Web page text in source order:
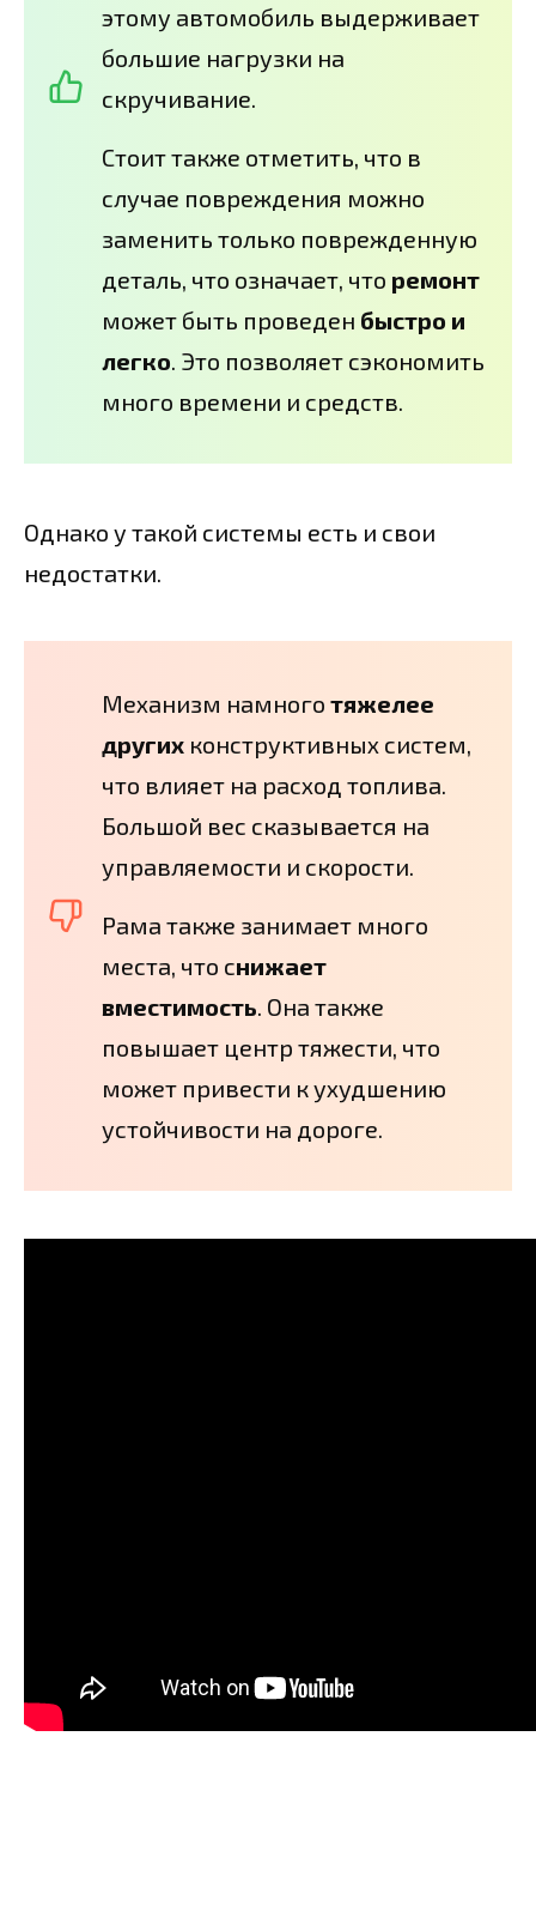
этому автомобиль выдерживает
большие нагрузки на
скручивание.
Стоит также отметить, что в
случае повреждения можно
заменить только поврежденную
деталь, что означает, что ремонт
может быть проведен быстро и
легко. Это позволяет сэкономить
много времени и средств.
Однако у такой системы есть и свои
недостатки.
Механизм намного тяжелее
других конструктивных систем,
что влияет на расход топлива.
Большой вес сказывается на
управляемости и скорости.
Рама также занимает много
места, что снижает
вместимость. Она также
повышает центр тяжести, что
может привести к ухудшению
устойчивости на дороге.